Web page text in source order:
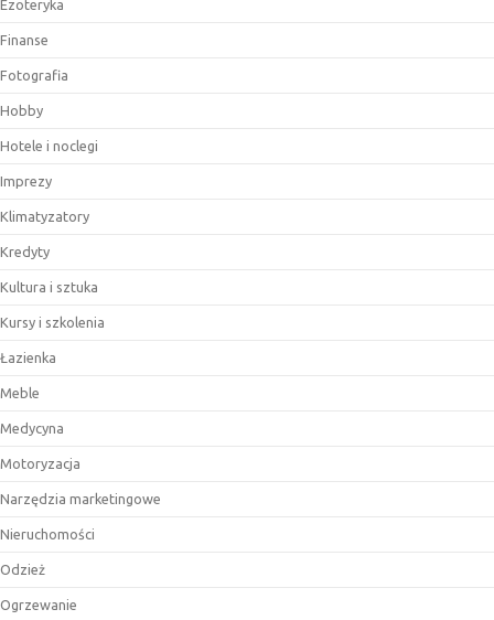
Ezoteryka
Finanse
Fotografia
Hobby
Hotele i noclegi
Imprezy
Klimatyzatory
Kredyty
Kultura i sztuka
Kursy i szkolenia
Łazienka
Meble
Medycyna
Motoryzacja
Narzędzia marketingowe
Nieruchomości
Odzież
Ogrzewanie